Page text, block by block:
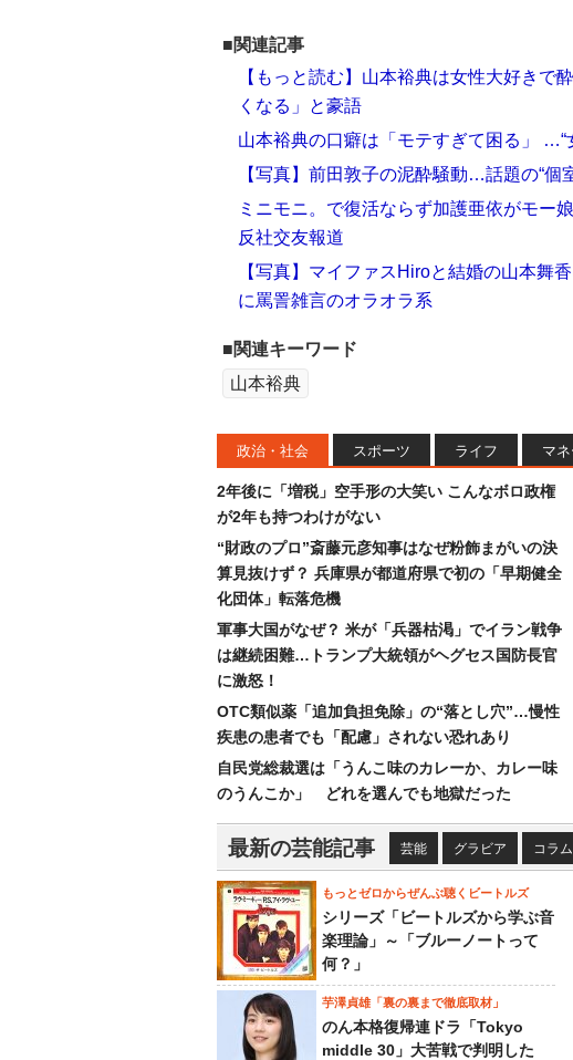
■関連記事
【もっと読む】山本裕典は女性大好きで
くなる」と豪語
山本裕典の口癖は「モテすぎて困る」 …“
【写真】前田敦子の泥酔騒動…話題の“個
ミニモニ。で復活ならず加護亜依がモー
反社交友報道
【写真】マイファスHiroと結婚の山本舞
に罵詈雑言のオラオラ系
■関連キーワード
山本裕典
政治・社会 スポーツ ライフ マネ
2年後に「増税」空手形の大笑い こんなボロ政権
が2年も持つわけがない
“財政のプロ”斎藤元彦知事はなぜ粉飾まがいの決
算見抜けず？ 兵庫県が都道府県で初の「早期健全
化団体」転落危機
軍事大国がなぜ？ 米が「兵器枯渇」でイラン戦争
は継続困難…トランプ大統領がヘグセス国防長官
に激怒！
OTC類似薬「追加負担免除」の“落とし穴”…慢性
疾患の患者でも「配慮」されない恐れあり
自民党総裁選は「うんこ味のカレーか、カレー味
のうんこか」 どれを選んでも地獄だった
最新の芸能記事 芸能 グラビア コラム
もっとゼロからぜんぶ聴くビートルズ
シリーズ「ビートルズから学ぶ音
楽理論」～「ブルーノートって
何？」
芋澤貞雄「裏の裏まで徹底取材」
のん本格復帰連ドラ「Tokyo
middle 30」大苦戦で判明した